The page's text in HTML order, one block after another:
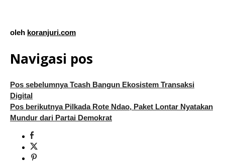
oleh koranjuri.com
Navigasi pos
Pos sebelumnyaTcash Bangun Ekosistem Transaksi
Digital
Pos berikutnyaPilkada Rote Ndao, Paket Lontar Nyatakan
Mundur dari Partai Demokrat